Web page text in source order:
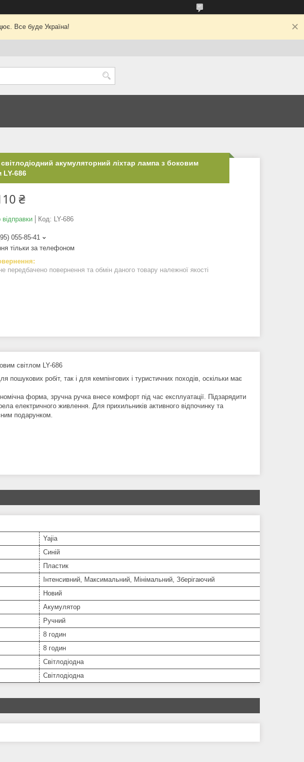
Все буде Україна!
акумуляторний ліхтар лампа з боковим
LY-686
₴
відправки Код: LY-686
055-85-41
тільки за телефоном
передбачено повернення та обмін даного товару належної якості
світлом LY-686
пошукових робіт, так і для кемпінгових і туристичних походів, оскільки має
форма, зручна ручка внесе комфорт під час експлуатації. Підзарядити
електричного живлення. Для прихильників активного відпочинку та
подарунком.
Yajia
Синій
Пластик
Інтенсивний, Максимальний, Мінімальний, Зберігаючий
Новий
Акумулятор
Ручний
8 годин
8 годин
Світлодіодна
Світлодіодна